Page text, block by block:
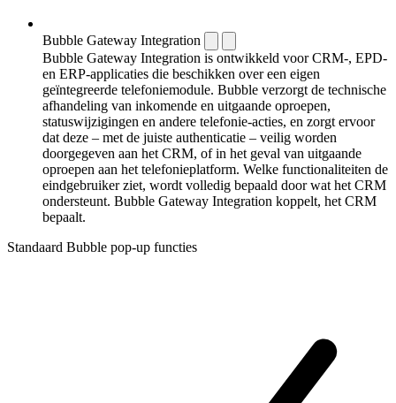
Bubble Gateway Integration
Bubble Gateway Integration is ontwikkeld voor CRM-, EPD-
en ERP-applicaties die beschikken over een eigen
geïntegreerde telefoniemodule. Bubble verzorgt de technische
afhandeling van inkomende en uitgaande oproepen,
statuswijzigingen en andere telefonie-acties, en zorgt ervoor
dat deze – met de juiste authenticatie – veilig worden
doorgegeven aan het CRM, of in het geval van uitgaande
oproepen aan het telefonieplatform. Welke functionaliteiten de
eindgebruiker ziet, wordt volledig bepaald door wat het CRM
ondersteunt. Bubble Gateway Integration koppelt, het CRM
bepaalt.
Standaard Bubble pop-up functies